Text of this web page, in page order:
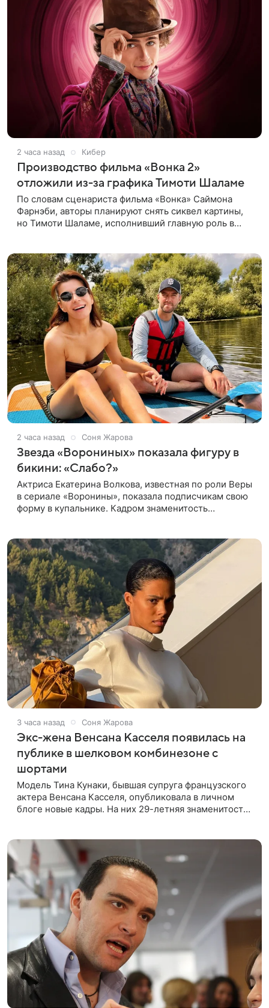
2 часа назад Кибер
Производство фильма «Вонка 2»
отложили из-за графика Тимоти Шаламе
По словам сценариста фильма «Вонка» Саймона
Фарнэби, авторы планируют снять сиквел картины,
но Тимоти Шаламе, исполнивший главную роль в
2 часа назад Соня Жарова
Звезда «Ворониных» показала фигуру в
бикини: «Слабо?»
Актриса Екатерина Волкова, известная по роли Веры
в сериале «Воронины», показала подписчикам свою
форму в купальнике. Кадром знаменитость
3 часа назад Соня Жарова
Экс-жена Венсана Касселя появилась на
публике в шелковом комбинезоне с
шортами
Модель Тина Кунаки, бывшая супруга французского
актера Венсана Касселя, опубликовала в личном
блоге новые кадры. На них 29-летняя знаменитость